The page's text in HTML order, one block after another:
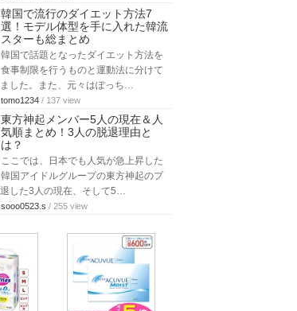
韓国で流行のダイエット方法7
選！モデル体型を手に入れた韓流
スターも総まとめ
韓国で話題となったダイエット方法を
食事制限を行うものと運動法に分けて
した。また、元々はぽっち…
tomo1234 / 137 view
東方神起メンバー5人の現在＆人
気順まとめ！3人の脱退理由と
は？
ここでは、日本でも人気が急上昇した
韓国アイドルグループの東方神起のプ
した3人の現在、そして5…
sooo0523.s / 255 view